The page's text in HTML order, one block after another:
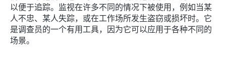
以便于追踪。监视在许多不同的情况下被使用，例如当某
人不忠、某人失踪，或在工作场所发生盗窃或损坏时。它
是调查员的一个有用工具，因为它可以应用于各种不同的
场景。